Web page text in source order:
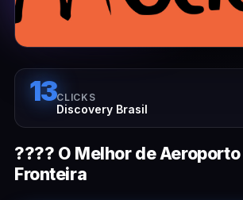
13CLICKS
Discovery Brasil
???? O Melhor de
Fronteira